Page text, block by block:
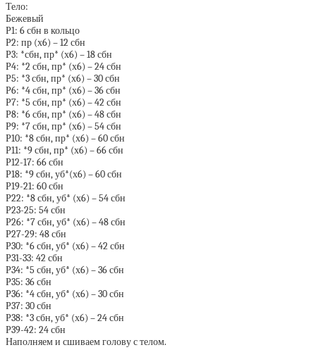
Тело:
Бежевый
Р1: 6 сбн в кольцо
Р2: пр (х6) – 12 сбн
Р3: *сбн, пр* (х6) – 18 сбн
Р4: *2 сбн, пр* (х6) – 24 сбн
Р5: *3 сбн, пр* (х6) – 30 сбн
Р6: *4 сбн, пр* (х6) – 36 сбн
Р7: *5 сбн, пр* (х6) – 42 сбн
Р8: *6 сбн, пр* (х6) – 48 сбн
Р9: *7 сбн, пр* (х6) – 54 сбн
Р10: *8 сбн, пр* (х6) – 60 сбн
Р11: *9 сбн, пр* (х6) – 66 сбн
Р12-17: 66 сбн
Р18: *9 сбн, уб*(х6) – 60 сбн
Р19-21: 60 сбн
Р22: *8 сбн, уб* (х6) – 54 сбн
Р23-25: 54 сбн
Р26: *7 сбн, уб* (х6) – 48 сбн
Р27-29: 48 сбн
Р30: *6 сбн, уб* (х6) – 42 сбн
Р31-33: 42 сбн
Р34: *5 сбн, уб* (х6) – 36 сбн
Р35: 36 сбн
Р36: *4 сбн, уб* (х6) – 30 сбн
Р37: 30 сбн
Р38: *3 сбн, уб* (х6) – 24 сбн
Р39-42: 24 сбн
Наполняем и сшиваем голову с телом.